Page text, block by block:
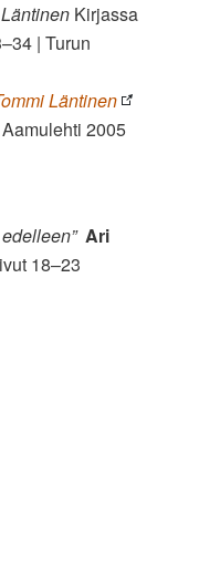
Kirjassa
| Turun
Läntinen
2005
Ari
18–23